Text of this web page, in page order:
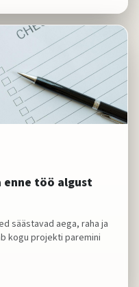
enne töö algust
säästavad aega, raha ja
kogu projekti paremini